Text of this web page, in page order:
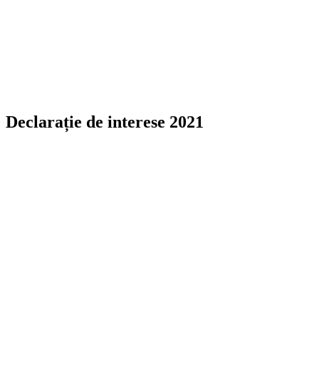
Declarație de interese 2021